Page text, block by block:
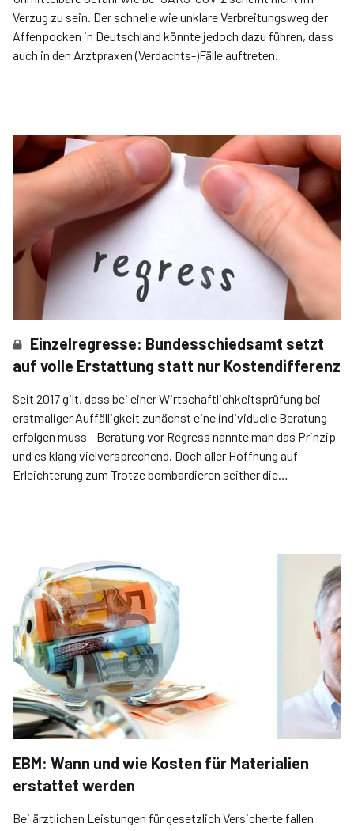
Verzug zu sein. Der schnelle wie unklare Verbreitungsweg der
Affenpocken in Deutschland könnte jedoch dazu führen, dass
auch in den Arztpraxen (Verdachts-)Fälle auftreten.
Einzelregresse: Bundesschiedsamt setzt
auf volle Erstattung statt nur Kostendifferenz
Seit 2017 gilt, dass bei einer Wirtschaftlichkeitsprüfung bei
erstmaliger Auffälligkeit zunächst eine individuelle Beratung
erfolgen muss - Beratung vor Regress nannte man das Prinzip
und es klang vielversprechend. Doch aller Hoffnung auf
Erleichterung zum Trotze bombardieren seither die
EBM: Wann und wie Kosten für Materialien
erstattet werden
Bei ärztlichen Leistungen für gesetzlich Versicherte fallen